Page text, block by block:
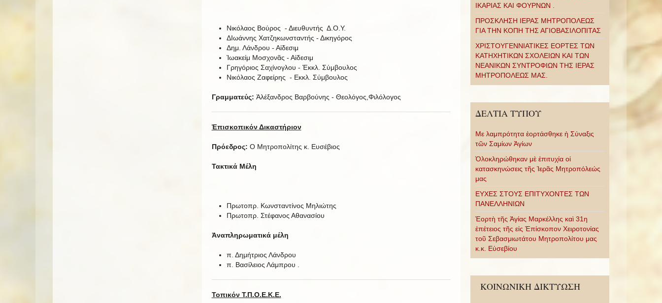
Νικόλαος Βούρος - Διευθυντής Δ.Ο.Υ.
ΔΙωάννης Χατζηκωνσταντής - Δικηγόρος
Δημ. Λάνδρου - Αἰδεσιμ
Ἰωακείμ Μοσχονᾶς - Αἰδεσιμ
Γρηγόριος Σαχίνογλου - Ἐκκλ. Σύμβουλος
Νικόλαος Ζαφείρης - Εκκλ. Σύμβουλος
Γραμματεύς: Ἀλέξανδρος Βαρβούνης - Θεολόγος,Φιλόλογος
Ἐπισκοπικόν Δικαστήριον
Πρόεδρος: Ο Μητροπολίτης κ. Ευσέβιος
Τακτικά Μέλη
Πρωτοπρ. Κωνσταντίνος Μηλιώτης
Πρωτοπρ. Στέφανος Αθανασίου
Ἀναπληρωματικά μέλη
π. Δημήτριος Λάνδρου
π. Βασίλειος Λάμπρου .
Τοπικόν Τ.Π.Ο.Ε.Κ.Ε.
ΙΚΑΡΙΑΣ ΚΑΙ ΦΟΥΡΝΩΝ .
ΠΡΟΣΚΛΗΣΗ ΙΕΡΑΣ ΜΗΤΡΟΠΟΛΕΩΣ
ΓΙΑ ΤΗΝ ΚΟΠΗ ΤΗΣ ΑΓΙΟΒΑΣΙΛΟΠΙΤΑΣ
ΧΡΙΣΤΟΥΓΕΝΝΙΑΤΙΚΕΣ ΕΟΡΤΕΣ ΤΩΝ
ΚΑΤΗΧΗΤΙΚΩΝ ΣΧΟΛΕΙΩΝ ΚΑΙ ΤΩΝ
ΝΕΑΝΙΚΩΝ ΣΥΝΤΡΟΦΙΩΝ ΤΗΣ ΙΕΡΑΣ
ΜΗΤΡΟΠΟΛΕΩΣ ΜΑΣ.
ΔΕΛΤΙΑ ΤΥΠΟΥ
Με λαμπρότητα ἑορτάσθηκε ἡ Σύναξις
τῶν Σαμίων Ἁγίων
Ὁλοκληρώθηκαν μὲ ἐπιτυχία οἱ
κατασκηνώσεις τῆς Ἱερᾶς Μητροπόλεώς
μας
ΕΥΧΕΣ ΣΤΟΥΣ ΕΠΙΤΥΧΟΝΤΕΣ ΤΩΝ
ΠΑΝΕΛΛΗΝΙΩΝ
Ἑορτὴ τῆς Ἁγίας Μαρκέλλης καὶ 31η
ἐπέτειος τῆς εἰς Ἐπίσκοπον Χειροτονίας
τοῦ Σεβασμιωτάτου Μητροπολίτου μας
κ.κ. Εὐσεβίου
ΚΟΙΝΩΝΙΚΗ ΔΙΚΤΥΩΣΗ